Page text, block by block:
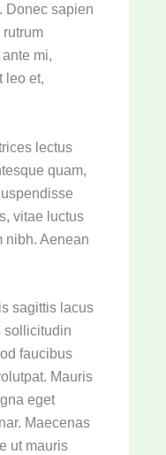
Donec sapien
mi,
leo et,
lectus
quam,
vitae luctus
nibh. Aenean
sagittis lacus
sollicitudin
faucibus
Mauris
eget
Maecenas
ut mauris